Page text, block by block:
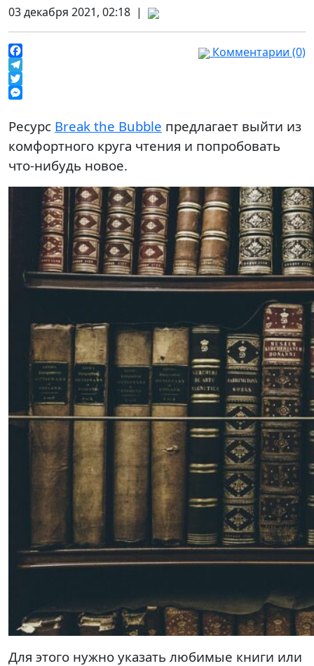
03 декабря 2021, 02:18 |
Facebook
Telegram
Twitter
Комментарии (0)
Ресурс Break the Bubble предлагает выйти из
комфортного круга чтения и попробовать
что-нибудь новое.
Для этого нужно указать любимые книги или